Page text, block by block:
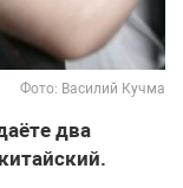
Фото: Василий Кучма
два